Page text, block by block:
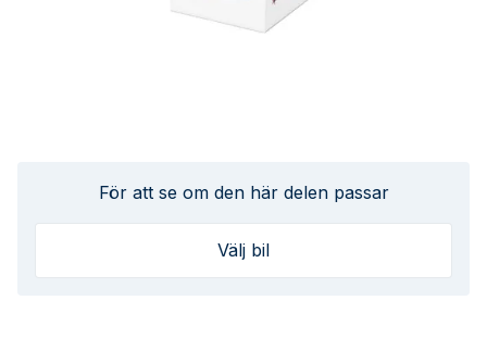
För att se om den här delen passar
Välj bil